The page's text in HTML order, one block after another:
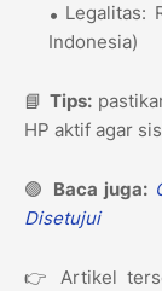
Legalitas:
Indonesia)
📘Tips:
HP aktif agar
🟢 Baca juga:
Disetujui
👉 Artikel